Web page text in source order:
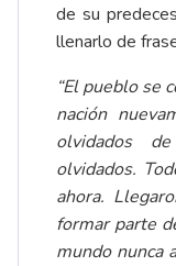
de su
llenarlo de
“El pueblo se
nación
olvidados
olvidados.
ahora.
formar parte
mundo nunca